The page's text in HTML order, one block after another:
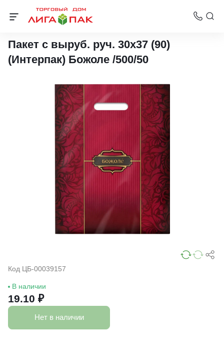
Пакеты с вырубной ручкой Интерпак
Пакет с выруб. руч. 30х37 (90)
(Интерпак) Божоле /500/50
Код ЦБ-00039157
В наличии
19.10 ₽
Нет в наличии